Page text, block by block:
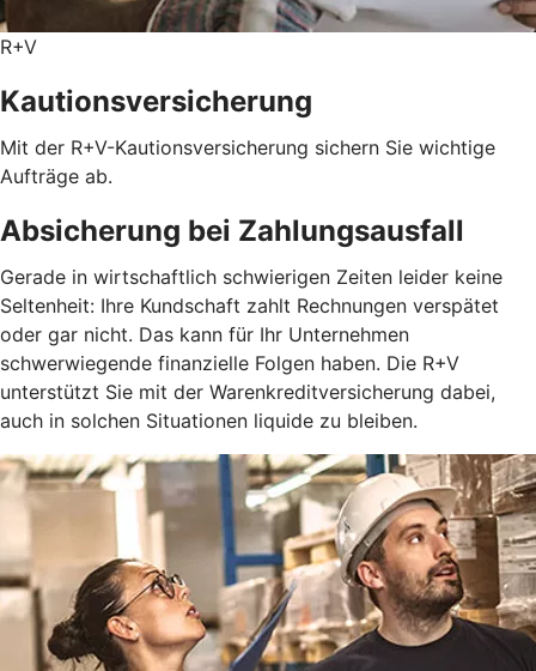
R+V
Kautionsversicherung
Mit der R+V-Kautionsversicherung sichern Sie wichtige
Aufträge ab.
Absicherung bei Zahlungsausfall
Gerade in wirtschaftlich schwierigen Zeiten leider keine
Seltenheit: Ihre Kundschaft zahlt Rechnungen verspätet
oder gar nicht. Das kann für Ihr Unternehmen
schwerwiegende finanzielle Folgen haben. Die R+V
unterstützt Sie mit der Warenkreditversicherung dabei,
auch in solchen Situationen liquide zu bleiben.